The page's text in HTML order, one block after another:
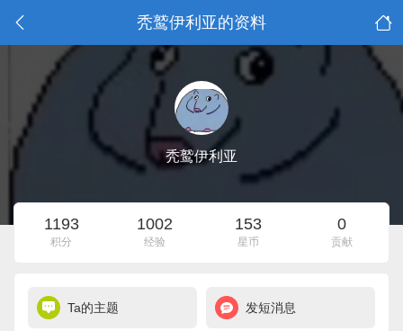
秃鹫伊利亚的资料
秃鹫伊利亚
1193
积分
1002
经验
153
星币
0
贡献
Ta的主题 发短消息